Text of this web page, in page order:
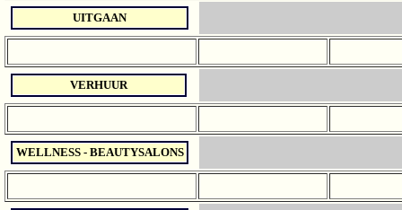
UITGAAN
VERHUUR
WELLNESS - BEAUTYSALONS